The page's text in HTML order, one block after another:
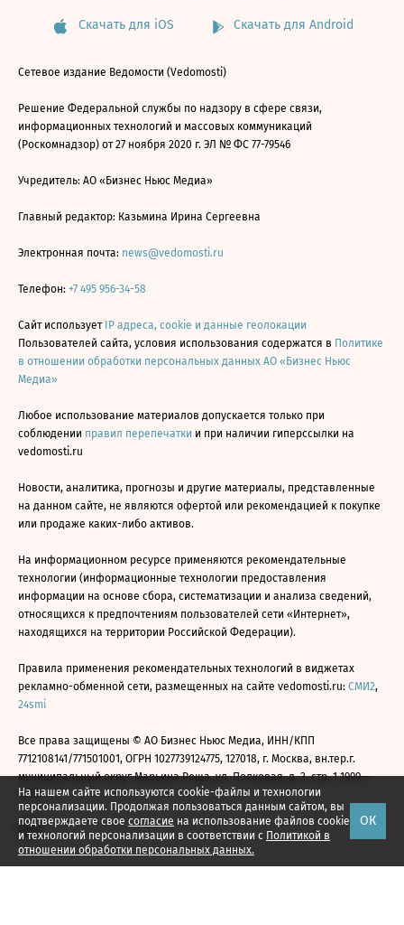
На нашем сайте используются cookie-файлы и технологии
персонализации. Продолжая пользоваться данным сайтом, вы
подтверждаете свое согласие на использование файлов cookie
и технологий персонализации в соответствии с Политикой в
отношении обработки персональных данных.
ОК
Скачать для iOS Скачать для Android
Сетевое издание Ведомости (Vedomosti)
Решение Федеральной службы по надзору в сфере связи,
информационных технологий и массовых коммуникаций
(Роскомнадзор) от 27 ноября 2020 г. ЭЛ № ФС 77-79546
Учредитель: АО «Бизнес Ньюс Медиа»
Главный редактор: Казьмина Ирина Сергеевна
Электронная почта: news@vedomosti.ru
Телефон: +7 495 956-34-58
Сайт использует IP адреса, cookie и данные геолокации
Пользователей сайта, условия использования содержатся в Политике
в отношении обработки персональных данных АО «Бизнес Ньюс
Медиа»
Любое использование материалов допускается только при
соблюдении правил перепечатки и при наличии гиперссылки на
vedomosti.ru
Новости, аналитика, прогнозы и другие материалы, представленные
на данном сайте, не являются офертой или рекомендацией к покупке
или продаже каких-либо активов.
На информационном ресурсе применяются рекомендательные
технологии (информационные технологии предоставления
информации на основе сбора, систематизации и анализа сведений,
относящихся к предпочтениям пользователей сети «Интернет»,
находящихся на территории Российской Федерации).
Правила применения рекомендательных технологий в виджетах
рекламно-обменной сети, размещенных на сайте vedomosti.ru: СМИ2,
24smi
Все права защищены © АО Бизнес Ньюс Медиа, ИНН/КПП
7712108141/771501001, ОГРН 1027739124775, 127018, г. Москва, вн.тер.г.
муниципальный округ Марьина Роща, ул. Полковая, д. 3, стр. 1 1999—
2026